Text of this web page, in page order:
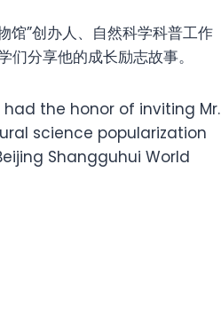
馆”创办人、自然科学科普工作
分享他的成长励志故事。
had the honor of inviting Mr.
science popularization
Shangguhui World